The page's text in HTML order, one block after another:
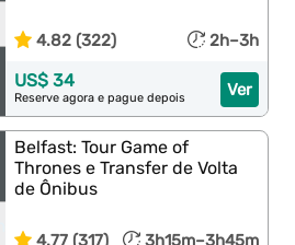
4.82 (322) 2h–3h
Ver
US$ 34
Reserve agora e pague depois
Belfast: Tour Game of
Thrones e Transfer de Volta
de Ônibus
4.77 (317) 3h15m–3h45m